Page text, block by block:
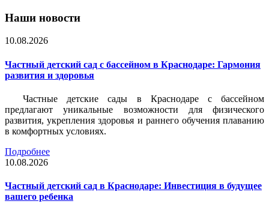
Наши новости
10.08.2026
Частный детский сад с бассейном в Краснодаре: Гармония
развития и здоровья
Частные детские сады в Краснодаре с бассейном
предлагают уникальные возможности для физического
развития, укрепления здоровья и раннего обучения плаванию
в комфортных условиях.
Подробнее
10.08.2026
Частный детский сад в Краснодаре: Инвестиция в будущее
вашего ребенка